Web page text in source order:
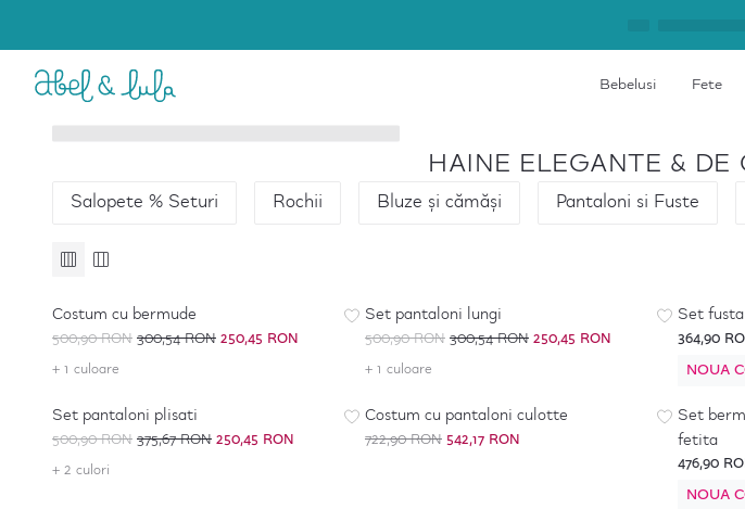
Bebelusi
Bebe Fetita
Accesorii
Fete
Fetita
Accesorii
HAINE ELEGANTE &
Salopete % Seturi Rochii Bluze și cămăși Pantaloni si Fuste
- %*
Costum cu bermude
500,90 RON300,54 RON250,45 RON
+ 1 culoare
Set pantaloni lungi
500,90 RON300,54 RON250,45 RON
+ 1 culoare
Set
364,90
NOUA
-50%*
Set pantaloni plisati
500,90 RON375,67 RON250,45 RON
+ 2 culori
-25%
Costum cu pantaloni culotte
722,90 RON542,17 RON
Set
fetita
476,90
NOUA
-50%*